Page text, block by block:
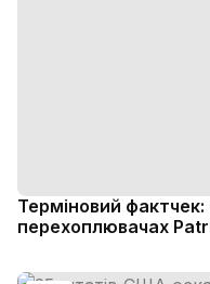
Терміновий
перехоплювачах